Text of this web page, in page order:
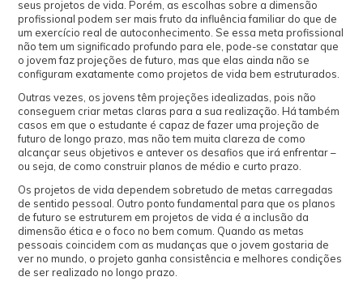
seus projetos de vida. Porém, as escolhas sobre a dimensão
profissional podem ser mais fruto da influência familiar do que de
um exercício real de autoconhecimento. Se essa meta profissional
não tem um significado profundo para ele, pode-se constatar que
o jovem faz projeções de futuro, mas que elas ainda não se
configuram exatamente como projetos de vida bem estruturados.
Outras vezes, os jovens têm projeções idealizadas, pois não
conseguem criar metas claras para a sua realização. Há também
casos em que o estudante é capaz de fazer uma projeção de
futuro de longo prazo, mas não tem muita clareza de como
alcançar seus objetivos e antever os desafios que irá enfrentar –
ou seja, de como construir planos de médio e curto prazo.
Os projetos de vida dependem sobretudo de metas carregadas
de sentido pessoal. Outro ponto fundamental para que os planos
de futuro se estruturem em projetos de vida é a inclusão da
dimensão ética e o foco no bem comum. Quando as metas
pessoais coincidem com as mudanças que o jovem gostaria de
ver no mundo, o projeto ganha consistência e melhores condições
de ser realizado no longo prazo.